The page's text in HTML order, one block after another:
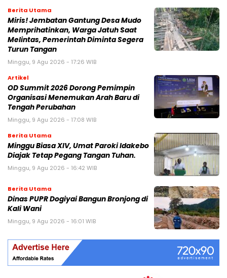
Berita Utama
Miris! Jembatan Gantung Desa Mudo
Memprihatinkan, Warga Jatuh Saat
Melintas, Pemerintah Diminta Segera
Turun Tangan
Minggu, 9 Agu 2026 - 17:26 WIB
Artikel
OD Summit 2026 Dorong Pemimpin
Organisasi Menemukan Arah Baru di
Tengah Perubahan
Minggu, 9 Agu 2026 - 17:08 WIB
Berita Utama
Minggu Biasa XIV, Umat Paroki Idakebo
Diajak Tetap Pegang Tangan Tuhan.
Minggu, 9 Agu 2026 - 16:42 WIB
Berita Utama
Dinas PUPR Dogiyai Bangun Bronjong di
Kali Wani
Minggu, 9 Agu 2026 - 16:01 WIB